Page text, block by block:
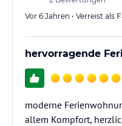
Vor 6 Jahren • Verreist als
hervorragende
moderne
allem Kompfort,